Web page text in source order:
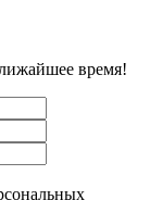
время!